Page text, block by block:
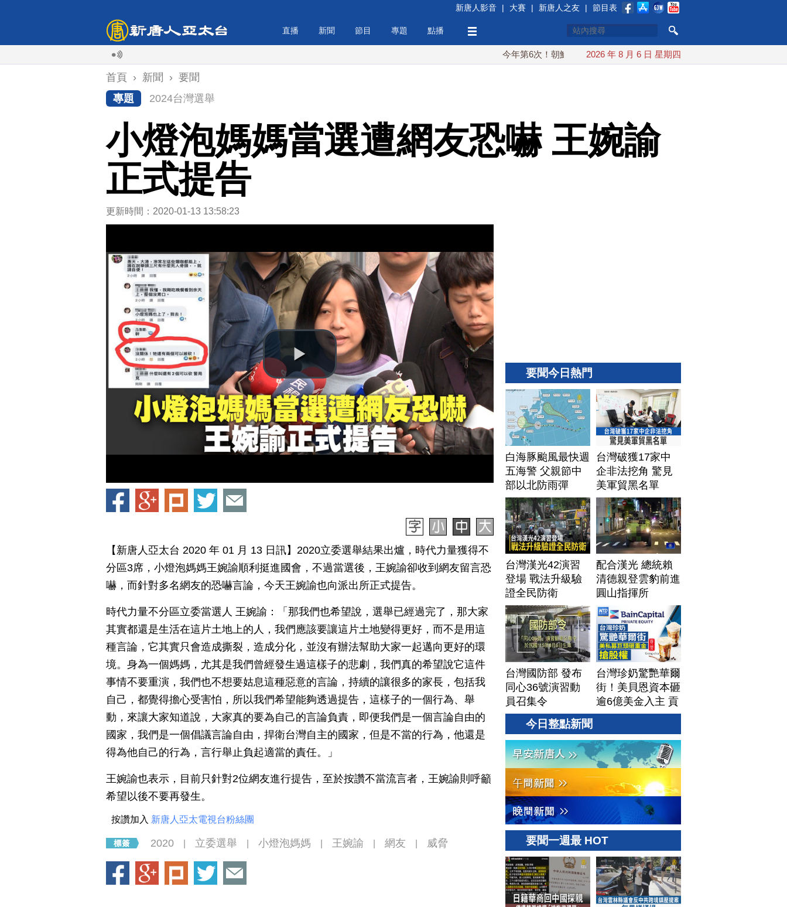
新唐人影音 | 大賽 | 新唐人之友 | 節目表
直播 新聞 節目 專題 點播
今年第6次！朝鮮發射彈道導彈 落日本EEZ外 紅海戰火續升溫 也門胡塞武裝
2026 年 8 月 6 日 星期四
首頁 › 新聞 › 要聞
專題
2024台灣選舉
小燈泡媽媽當選遭網友恐嚇 王婉諭
正式提告
更新時間：2020-01-13 13:58:23
【新唐人亞太台 2020 年 01 月 13 日訊】2020立委選舉結果出爐，時代力量獲得不
分區3席，小燈泡媽媽王婉諭順利挺進國會，不過當選後，王婉諭卻收到網友留言恐
嚇，而針對多名網友的恐嚇言論，今天王婉諭也向派出所正式提告。
時代力量不分區立委當選人 王婉諭：「那我們也希望說，選舉已經過完了，那大家
其實都還是生活在這片土地上的人，我們應該要讓這片土地變得更好，而不是用這
種言論，它其實只會造成撕裂，造成分化，並沒有辦法幫助大家一起邁向更好的環
境。身為一個媽媽，尤其是我們曾經發生過這樣子的悲劇，我們真的希望說它這件
事情不要重演，我們也不想要姑息這種惡意的言論，持續的讓很多的家長，包括我
自己，都覺得擔心受害怕，所以我們希望能夠透過提告，這樣子的一個行為、舉
動，來讓大家知道說，大家真的要為自己的言論負責，即便我們是一個言論自由的
國家，我們是一個倡議言論自由，捍衛台灣自主的國家，但是不當的行為，他還是
得為他自己的行為，言行舉止負起適當的責任。」
王婉諭也表示，目前只針對2位網友進行提告，至於按讚不當流言者，王婉諭則呼籲
希望以後不要再發生。
按讚加入 新唐人亞太電視台粉絲團
2020 立委選舉 小燈泡媽媽 王婉諭 網友 威脅
要聞今日熱門
白海豚颱風最快週
五海警 父親節中
部以北防雨彈
台灣破獲17家中
企非法挖角 驚見
美軍貿黑名單
台灣漢光42演習
登場 戰法升級驗
證全民防衛
配合漢光 總統賴
清德親登雲豹前進
圓山指揮所
台灣國防部 發布
同心36號演習動
員召集令
台灣珍奶驚艷華爾
街！美貝恩資本砸
逾6億美金入主 貢
茶拓國際版圖加速
聞｜
20260806(四)
今日整點新聞
要聞一週最 HOT